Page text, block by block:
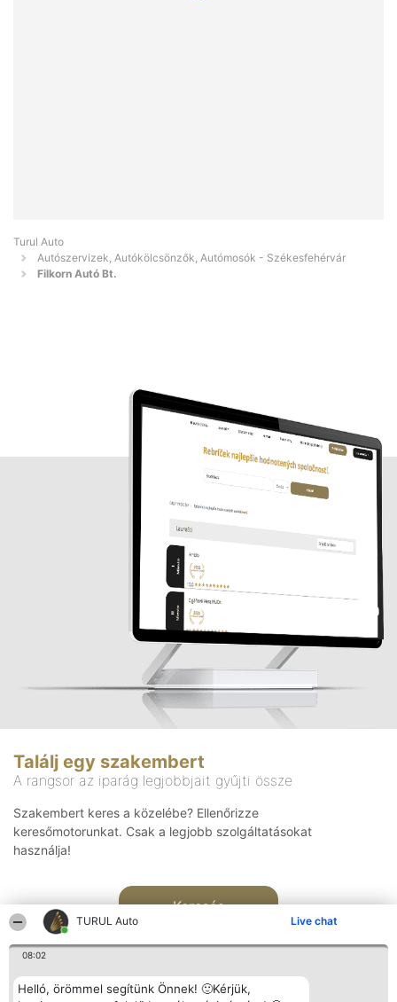
TURUL Auto Live chat
08:02
Helló, örömmel segítünk Önnek! 🙂Kérjük,
Turul Auto
Autószervizek, Autókölcsönzők, Autómosók - Székesfehérvár
Filkorn Autó Bt.
Találj egy szakembert
A rangsor az iparág legjobbjait gyűjti össze
Szakembert keres a közelébe? Ellenőrizze
keresőmotorunkat. Csak a legjobb szolgáltatásokat
használja!
Keresés